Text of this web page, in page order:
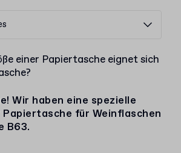
einer Papiertasche eignet sich
Wir haben eine spezielle
Papiertasche für Weinflaschen
B63.